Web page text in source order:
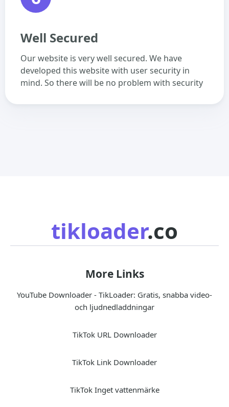
Well Secured
Our website is very well secured. We have
developed this website with user security in
mind. So there will be no problem with security
tikloader.co
More Links
YouTube Downloader - TikLoader: Gratis, snabba video-
och ljudnedladdningar
TikTok URL Downloader
TikTok Link Downloader
TikTok Inget vattenmärke